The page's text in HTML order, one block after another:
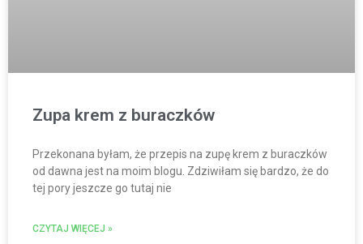
Zupa krem z buraczków
Przekonana byłam, że przepis na zupę krem z buraczków
od dawna jest na moim blogu. Zdziwiłam się bardzo, że do
tej pory jeszcze go tutaj nie
CZYTAJ WIĘCEJ »